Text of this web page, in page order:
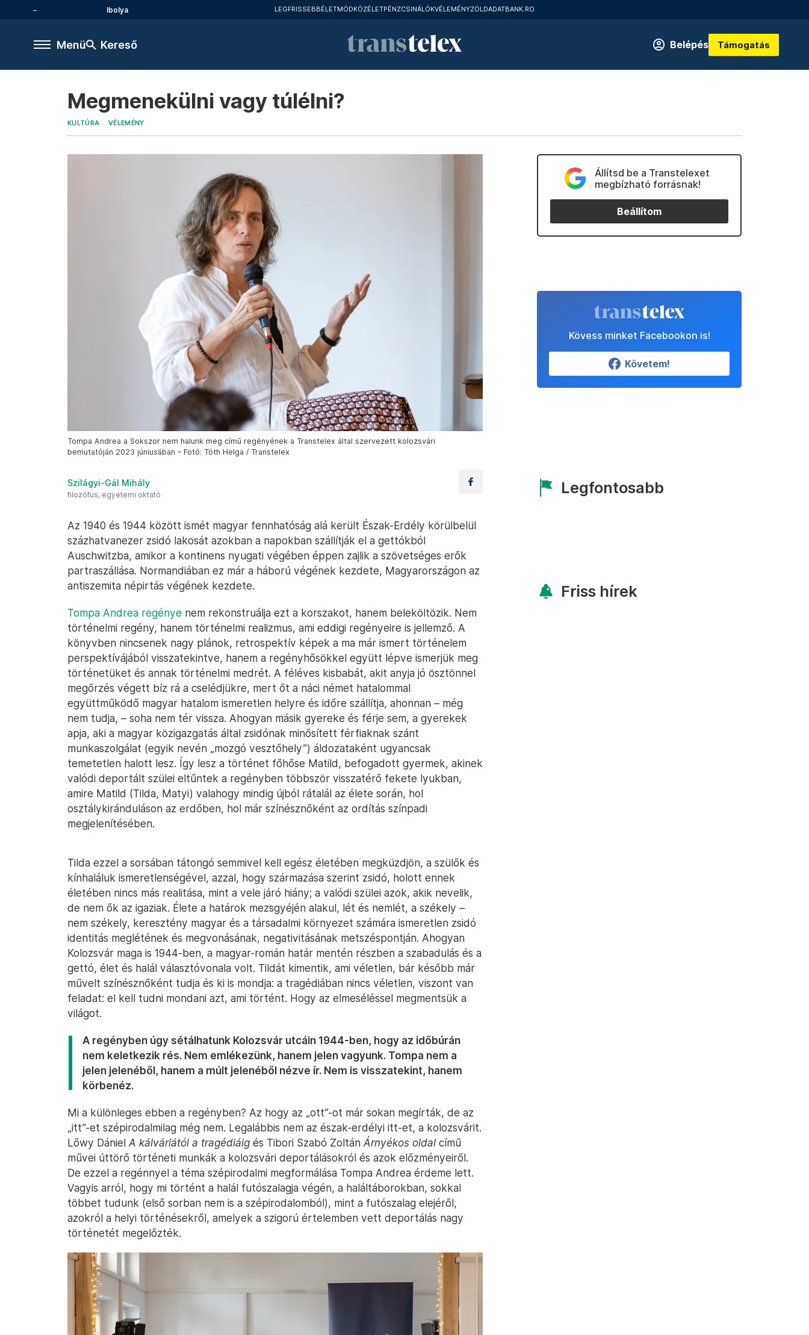
Ibolya LEGFRISSEBBÉLETMÓDKÖZÉLETPÉNZCSINÁLÓKVÉLEMÉNYZÖLDADATBANK.RO
Menü Kereső Belépés Támogatás
Megmenekülni vagy túlélni?
KULTÚRA VÉLEMÉNY
Tompa Andrea a Sokszor nem halunk meg című regényének a Transtelex által szervezett kolozsvári
bemutatóján 2023 júniusában – Fotó: Tóth Helga / Transtelex
Szilágyi-Gál Mihály
filozófus, egyetemi oktató
Az 1940 és 1944 között ismét magyar fennhatóság alá került Észak-Erdély körülbelül
százhatvanezer zsidó lakosát azokban a napokban szállítják el a gettókból
Auschwitzba, amikor a kontinens nyugati végében éppen zajlik a szövetséges erők
partraszállása. Normandiában ez már a háború végének kezdete, Magyarországon az
antiszemita népirtás végének kezdete.
Tompa Andrea regénye nem rekonstruálja ezt a korszakot, hanem beleköltözik. Nem
történelmi regény, hanem történelmi realizmus, ami eddigi regényeire is jellemző. A
könyvben nincsenek nagy plánok, retrospektív képek a ma már ismert történelem
perspektívájából visszatekintve, hanem a regényhősökkel együtt lépve ismerjük meg
történetüket és annak történelmi medrét. A féléves kisbabát, akit anyja jó ösztönnel
megőrzés végett bíz rá a cselédjükre, mert őt a náci német hatalommal
együttműködő magyar hatalom ismeretlen helyre és időre szállítja, ahonnan – még
nem tudja, – soha nem tér vissza. Ahogyan másik gyereke és férje sem, a gyerekek
apja, aki a magyar közigazgatás által zsidónak minősített férfiaknak szánt
munkaszolgálat (egyik nevén „mozgó vesztőhely”) áldozataként ugyancsak
temetetlen halott lesz. Így lesz a történet főhőse Matild, befogadott gyermek, akinek
valódi deportált szülei eltűntek a regényben többször visszatérő fekete lyukban,
amire Matild (Tilda, Matyi) valahogy mindig újból rátalál az élete során, hol
osztálykiránduláson az erdőben, hol már színésznőként az ordítás színpadi
megjelenítésében.
Tilda ezzel a sorsában tátongó semmivel kell egész életében megküzdjön, a szülők és
kínhaláluk ismeretlenségével, azzal, hogy származása szerint zsidó, holott ennek
életében nincs más realitása, mint a vele járó hiány; a valódi szülei azok, akik nevelik,
de nem ők az igaziak. Élete a határok mezsgyéjén alakul, lét és nemlét, a székely –
nem székely, keresztény magyar és a társadalmi környezet számára ismeretlen zsidó
identitás meglétének és megvonásának, negativitásának metszéspontján. Ahogyan
Kolozsvár maga is 1944-ben, a magyar-román határ mentén részben a szabadulás és a
gettó, élet és halál választóvonala volt. Tildát kimentik, ami véletlen, bár később már
művelt színésznőként tudja és ki is mondja: a tragédiában nincs véletlen, viszont van
feladat: el kell tudni mondani azt, ami történt. Hogy az elmeséléssel megmentsük a
világot.
A regényben úgy sétálhatunk Kolozsvár utcáin 1944-ben, hogy az időbúrán
nem keletkezik rés. Nem emlékezünk, hanem jelen vagyunk. Tompa nem a
jelen jelenéből, hanem a múlt jelenéből nézve ír. Nem is visszatekint, hanem
körbenéz.
Mi a különleges ebben a regényben? Az hogy az „ott”-ot már sokan megírták, de az
„itt”-et szépirodalmilag még nem. Legalábbis nem az észak-erdélyi itt-et, a kolozsvárit.
Lőwy Dániel A kálváriától a tragédiáig és Tibori Szabó Zoltán Árnyékos oldal című
művei úttörő történeti munkák a kolozsvári deportálásokról és azok előzményeiről.
De ezzel a regénnyel a téma szépirodalmi megformálása Tompa Andrea érdeme lett.
Vagyis arról, hogy mi történt a halál futószalagja végén, a haláltáborokban, sokkal
többet tudunk (első sorban nem is a szépirodalomból), mint a futószalag elejéről,
azokról a helyi történésekről, amelyek a szigorú értelemben vett deportálás nagy
történetét megelőzték.
Állítsd be a Transtelexet
megbízható forrásnak!
Beállítom
Kövess minket Facebookon is!
Követem!
Legfontosabb
Friss hírek